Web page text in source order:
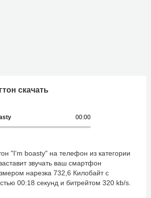
скачать
00:00
"I'm boasty" на телефон из категории
звучать ваш смартфон
нарезка 732,6 Килобайт с
00:18 секунд и битрейтом 320 kb/s.